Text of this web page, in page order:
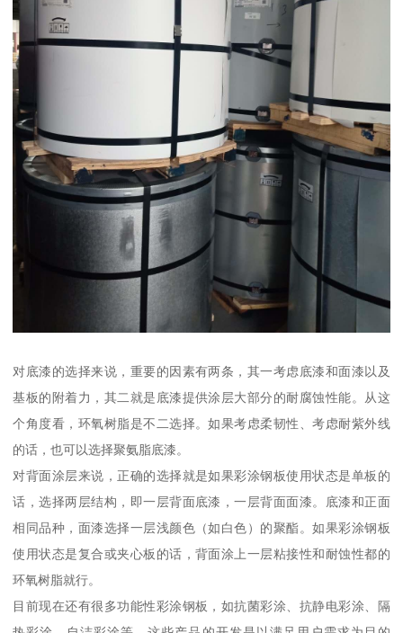
对底漆的选择来说，重要的因素有两条，其一考虑底漆和面漆以及
基板的附着力，其二就是底漆提供涂层大部分的耐腐蚀性能。从这
个角度看，环氧树脂是不二选择。如果考虑柔韧性、考虑耐紫外线
的话，也可以选择聚氨脂底漆。
对背面涂层来说，正确的选择就是如果彩涂钢板使用状态是单板的
话，选择两层结构，即一层背面底漆，一层背面面漆。底漆和正面
相同品种，面漆选择一层浅颜色（如白色）的聚酯。如果彩涂钢板
使用状态是复合或夹心板的话，背面涂上一层粘接性和耐蚀性都的
环氧树脂就行。
目前现在还有很多功能性彩涂钢板，如抗菌彩涂、抗静电彩涂、隔